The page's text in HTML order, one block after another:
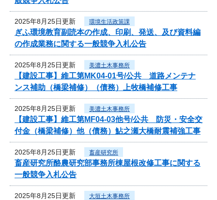
2025年8月25日更新 環境生活政策課
ぎふ環境教育副読本の作成、印刷、発送、及び資料編
の作成業務に関する一般競争入札公告
2025年8月25日更新 美濃土木事務所
【建設工事】維工第MK04-01号/公共 道路メンテナ
ンス補助（橋梁補修）（債務）上牧橋補修工事
2025年8月25日更新 美濃土木事務所
【建設工事】維工第MF04-03他号/公共 防災・安全交
付金（橋梁補修）他（債務）鮎之瀬大橋耐震補強工事
2025年8月25日更新 畜産研究所
畜産研究所酪農研究部事務所棟屋根改修工事に関する
一般競争入札公告
2025年8月25日更新 大垣土木事務所